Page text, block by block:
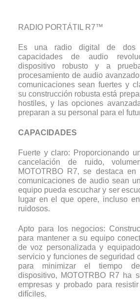
RADIO PORTÁTIL R7™
Es una radio digital de dos
capacidades de audio
dispositivo robusto y a
procesamiento de audio
comunicaciones sean fuertes y
su construcción robusta está
hostiles, y las opciones
preparan a su personal para el
CAPACIDADES
Fuerte y claro: Proporcionando
cancelación de ruido,
MOTOTRBO R7, se destaca
comunicaciones de audio sean
equipo pueda escuchar y ser
lugar en el que opere, incluso
ruidosos.
Apto para los negocios:
para mantener a su equipo
de voz personalizada y
servicio y funciones de seguridad
para minimizar el tiempo
dispositivo, MOTOTRBO R7 ha
empresas y probado para
difíciles.